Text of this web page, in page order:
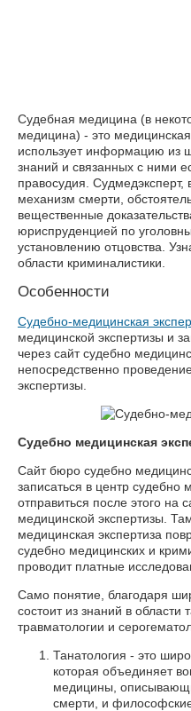
Судебная медицина (в
медицина) - это
использует информацию из
знаний и связанных с ними
правосудия. Судмедэксперт,
механизм смерти,
вещественные
юриспруденцией по
установлению отцовства.
области криминалистики.
Особенности
Судебно-медицинская
медицинской экспертизы и
через сайт судебно
непосредственно
экспертизы.
Судебно медицинская
Сайт бюро судебно
записаться в центр судебно
отправиться после этого на
медицинской экспертизы.
медицинская экспертиза
судебно медицинских и
проводит платные
Само понятие, благодаря
состоит из знаний в области
травматологии и
Танатология - это
которая объединяет
медицины,
смерти, и